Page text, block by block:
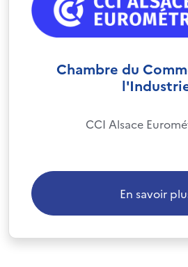
Chambre du
CCI Alsace
En savoir